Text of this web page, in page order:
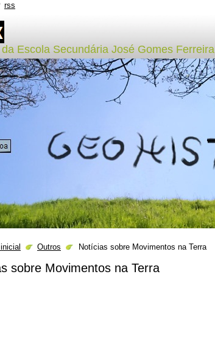
Escola Secundária José Gomes Ferreira
Outros Notícias sobre Movimentos na Terra
sobre Movimentos na Terra
rss